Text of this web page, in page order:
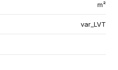
m²
var_LVT